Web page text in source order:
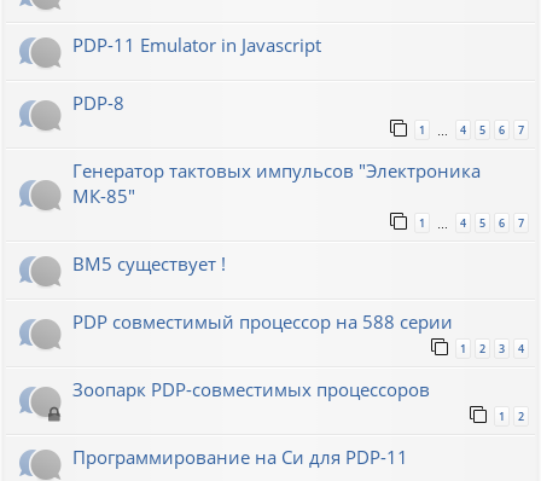
PDP-11 Emulator in Javascript
PDP-8
1 4 5 6 7
Генератор тактовых импульсов "Электроника
МК-85"
1 4 5 6 7
ВМ5 существует !
PDP совместимый процессор на 588 серии
1 2 3 4
Зоопарк PDP-совместимых процессоров
1 2
Программирование на Си для PDP-11